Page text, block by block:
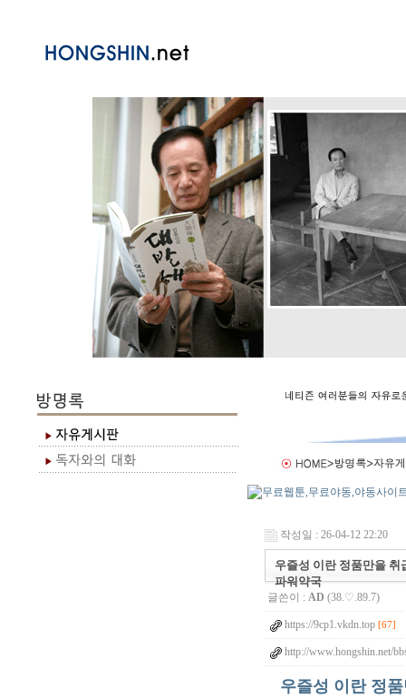
작성일 : 26-04-12 22:20
우즐성 이란 정품만을
파워약국
글쓴이 : AD (38.♡.89.7)
https://9cp1.vkdn.top [67]
http://www.hongshin.net/
우즐성 이란 정